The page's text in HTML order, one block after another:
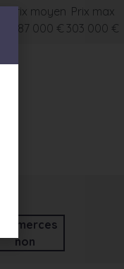
Prix moyen
287 000 €
Prix max
303 000 €
commerces
non